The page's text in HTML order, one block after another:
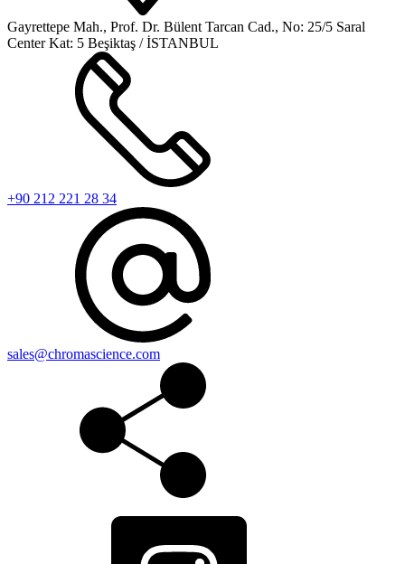
Gayrettepe Mah., Prof. Dr. Bülent Tarcan Cad., No: 25/5 Saral
Center Kat: 5 Beşiktaş / İSTANBUL
+90 212 221 28 34
sales@chromascience.com